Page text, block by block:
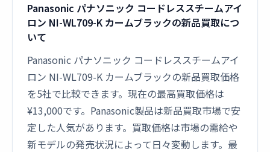
Panasonic パナソニック コードレススチームアイ
ロン NI-WL709-K カームブラックの新品買取につ
いて
Panasonic パナソニック コードレススチームアイ
ロン NI-WL709-K カームブラックの新品買取価格
を5社で比較できます。現在の最高買取価格は
¥13,000です。Panasonic製品は新品買取市場で安
定した人気があります。買取価格は市場の需給や
新モデルの発売状況によって日々変動します。最